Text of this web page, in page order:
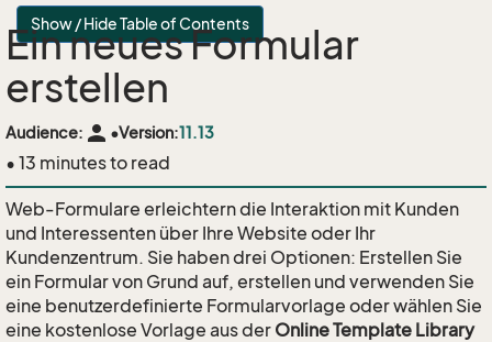
Show / Hide Table of Contents
Ein neues Formular
erstellen
Audience: person •Version:11.13
• 13 minutes to read
Web-Formulare erleichtern die Interaktion mit Kunden
und Interessenten über Ihre Website oder Ihr
Kundenzentrum. Sie haben drei Optionen: Erstellen Sie
ein Formular von Grund auf, erstellen und verwenden Sie
eine benutzerdefinierte Formularvorlage oder wählen Sie
eine kostenlose Vorlage aus der Online Template Library